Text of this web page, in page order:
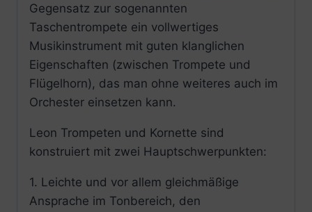
Gegensatz zur sogenannten
Taschentrompete ein vollwertiges
Musikinstrument mit guten klanglichen
Eigenschaften (zwischen Trompete und
Flügelhorn), das man ohne weiteres auch im
Orchester einsetzen kann.
Leon Trompeten und Kornette sind
konstruiert mit zwei Hauptschwerpunkten:
1. Leichte und vor allem gleichmäßige
Ansprache im Tonbereich, den